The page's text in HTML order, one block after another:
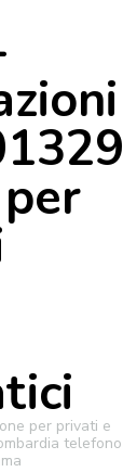
per privati e
telefono